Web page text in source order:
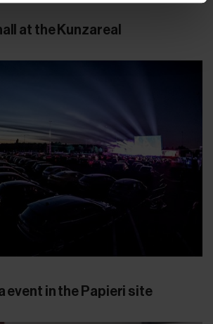
at the Kunzareal
event in the Papieri site